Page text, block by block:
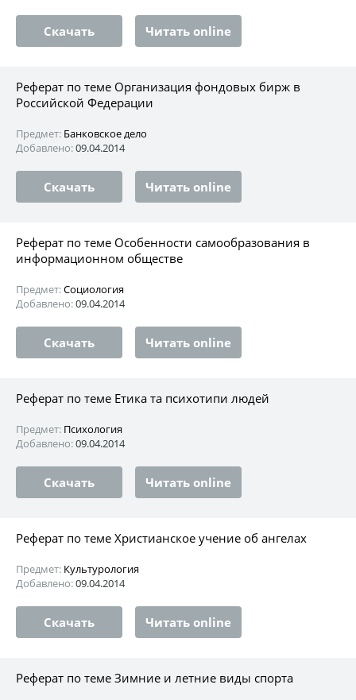
Скачать Читать online
Реферат по теме Организация фондовых бирж в
Российской Федерации
Предмет: Банковское дело
Добавлено:09.04.2014
Скачать Читать online
Реферат по теме Особенности самообразования в
информационном обществе
Предмет:Социология
Добавлено:09.04.2014
Скачать Читать online
Реферат по теме Етика та психотипи людей
Предмет: Психология
Добавлено:09.04.2014
Скачать Читать online
Реферат по теме Христианское учение об ангелах
Предмет: Культурология
Добавлено:09.04.2014
Скачать Читать online
Реферат по теме Зимние и летние виды спорта